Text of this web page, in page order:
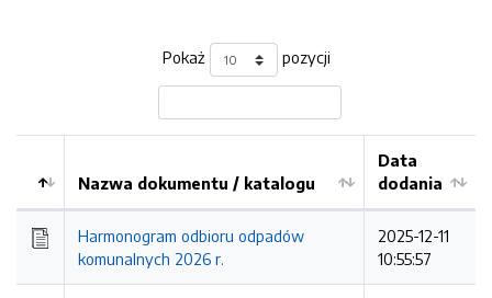
Pokaż pozycji
Kolejność
Nazwa dokumentu / katalogu
Data
dodania
Harmonogram odbioru odpadów
komunalnych 2026 r.
2025-12-11
10:55:57